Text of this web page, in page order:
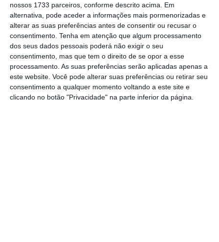
nossos 1733 parceiros, conforme descrito acima. Em
alternativa, pode aceder a informações mais pormenorizadas e
alterar as suas preferências antes de consentir ou recusar o
consentimento. Tenha em atenção que algum processamento
dos seus dados pessoais poderá não exigir o seu
consentimento, mas que tem o direito de se opor a esse
processamento. As suas preferências serão aplicadas apenas a
este website. Você pode alterar suas preferências ou retirar seu
consentimento a qualquer momento voltando a este site e
clicando no botão "Privacidade" na parte inferior da página.